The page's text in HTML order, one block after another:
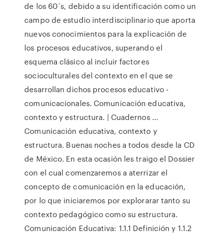
de los 60´s, debido a su identificación como un
campo de estudio interdisciplinario que aporta
nuevos conocimientos para la explicación de
los procesos educativos, superando el
esquema clásico al incluir factores
socioculturales del contexto en el que se
desarrollan dichos procesos educativo -
comunicacionales. Comunicación educativa,
contexto y estructura. | Cuadernos ...
Comunicación educativa, contexto y
estructura. Buenas noches a todos desde la CD
de México. En esta ocasión les traigo el Dossier
con el cual comenzaremos a aterrizar el
concepto de comunicación en la educación,
por lo que iniciaremos por explorarar tanto su
contexto pedagógico como su estructura.
Comunicación Educativa: 1.1.1 Definición y 1.1.2